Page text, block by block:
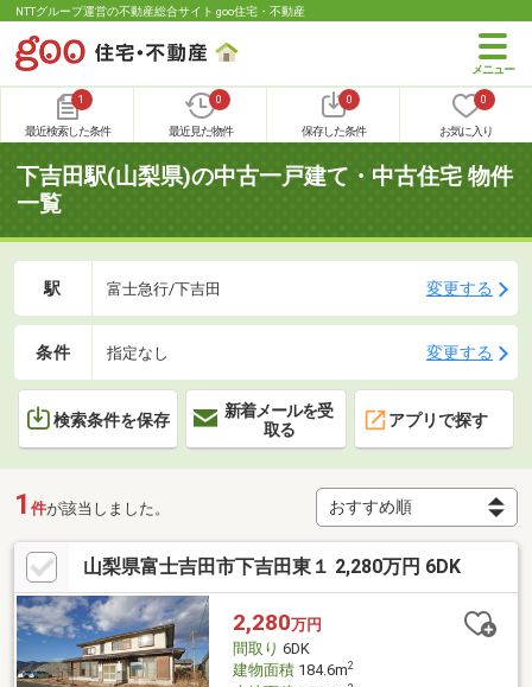
NTTグループ運営の不動産総合サイト goo住宅・不動産
1
最近検索した条件
0
最近見た物件
0
保存した条件
0
お気に入り
下吉田駅(山梨県)の中古一戸建て・中古住宅 物件
一覧
駅 富士急行/下吉田 変更する
条件 指定なし 変更する
検索条件を保存
新着メールを受
取る
アプリで探す
1 件が該当しました。
山梨県富士吉田市下吉田東１ 2,280万円 6DK
2,280万円
間取り 6DK
建物面積184.6m2